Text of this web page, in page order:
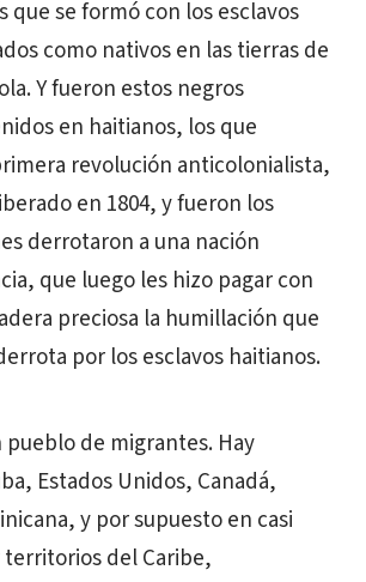
que se formó con los esclavos
como nativos en las tierras de
Y fueron estos negros
en haitianos, los que
revolución anticolonialista,
en 1804, y fueron los
derrotaron a una nación
que luego les hizo pagar con
preciosa la humillación que
por los esclavos haitianos.
pueblo de migrantes. Hay
Estados Unidos, Canadá,
y por supuesto en casi
territorios del Caribe,